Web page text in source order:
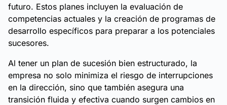
futuro. Estos planes incluyen la evaluación de
competencias actuales y la creación de programas de
desarrollo específicos para preparar a los potenciales
sucesores.
Al tener un plan de sucesión bien estructurado, la
empresa no solo minimiza el riesgo de interrupciones
en la dirección, sino que también asegura una
transición fluida y efectiva cuando surgen cambios en